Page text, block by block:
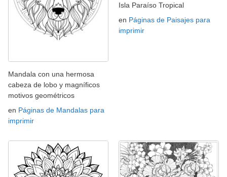
Mandala con una hermosa
cabeza de lobo y magníficos
motivos geométricos
en Páginas de Mandalas para
imprimir
Isla Paraíso Tropical
en Páginas de Paisajes para
imprimir